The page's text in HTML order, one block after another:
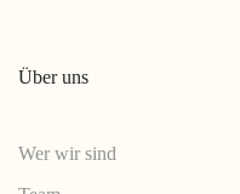
Über uns
Wer wir sind